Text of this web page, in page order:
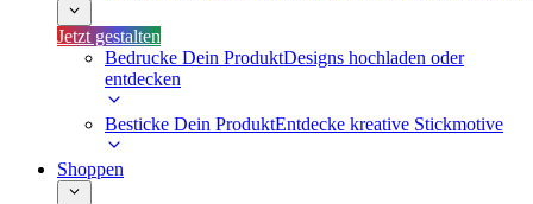
Jetzt gestalten
Bedrucke Dein ProduktDesigns hochladen oder
entdecken
Besticke Dein ProduktEntdecke kreative Stickmotive
Shoppen